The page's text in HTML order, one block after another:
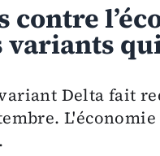
contre
variants
Delta fait